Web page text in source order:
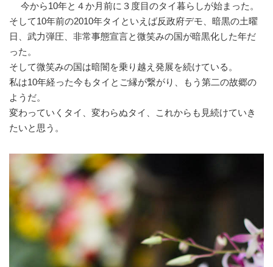
今から10年と４か月前に３度目のタイ暮らしが始まった。
そして10年前の2010年タイといえば反政府デモ、暗黒の土曜
日、武力弾圧、非常事態宣言と微笑みの国が暗黒化した年だ
った。
そして微笑みの国は暗闇を乗り越え発展を続けている。
私は10年経った今もタイとご縁が繋がり、もう第二の故郷の
ようだ。
変わっていくタイ、変わらぬタイ、これからも見続けていき
たいと思う。